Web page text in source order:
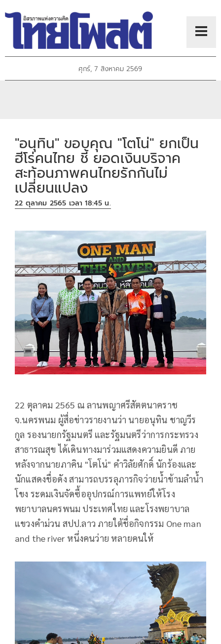
ศุกร์, 7 สิงหาคม 2569
"อนุทิน" ขอบคุณ "โตโน่" ยกเป็น
ฮีโร่คนไทย ชี้ ยอดเงินบริจาค
สะท้อนภาพคนไทยรักกันไม่
เปลี่ยนแปลง
22 ตุลาคม 2565 เวลา 18:45 น.
22 ตุลาคม 2565 ณ ลานพญาศรีสัตตนาคราช
จ.นครพนม ผู้สื่อข่าวรายงานว่า นายอนุทิน ชาญวีร
กูล รองนายกรัฐมนตรี และรัฐมนตรีว่าการกระทรวง
สาธารณสุข ได้เดินทางมาร่วมแสดงความยินดี ภาย
หลังจากนายภาคิน "โตโน่" คำวิลัยศักดิ์ นักร้องและ
นักแสดงชื่อดัง สามารถบรรลุภารกิจว่ายน้ำข้ามลำน้ำ
โขง ระดมเงินจัดซื้ออุปกรณ์การแพทย์ให้โรง
พยาบาลนครพนม ประเทศไทย และโรงพยาบาล
แขวงคำม่วน สปป.ลาว ภายใต้ชื่อกิจกรรม One man
and the river หนึ่งคนว่าย หลายคนให้